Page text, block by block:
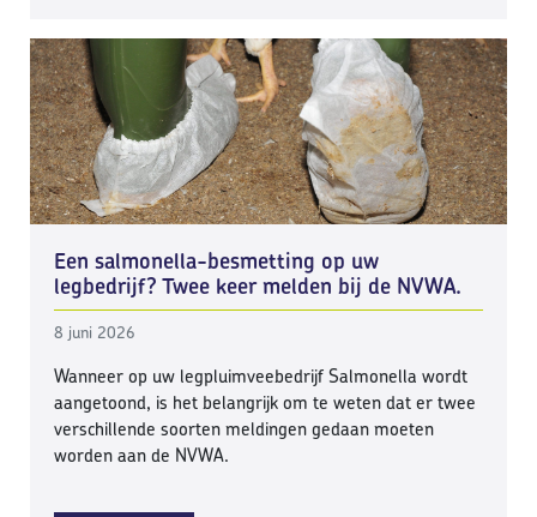
Een salmonella-besmetting op uw
legbedrijf? Twee keer melden bij de NVWA.
8 juni 2026
Wanneer op uw legpluimveebedrijf Salmonella wordt
aangetoond, is het belangrijk om te weten dat er twee
verschillende soorten meldingen gedaan moeten
worden aan de NVWA.